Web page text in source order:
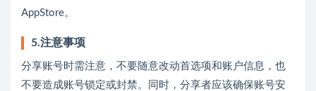
AppStore。
5.注意事项
分享账号时需注意，不要随意改动首选项和账户信息，也
不要造成账号锁定或封禁。同时，分享者应该确保账号安